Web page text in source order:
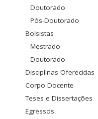
Doutorado
Pós-Doutorado
Bolsistas
Mestrado
Doutorado
Disciplinas Oferecidas
Corpo Docente
Teses e Dissertações
Egressos